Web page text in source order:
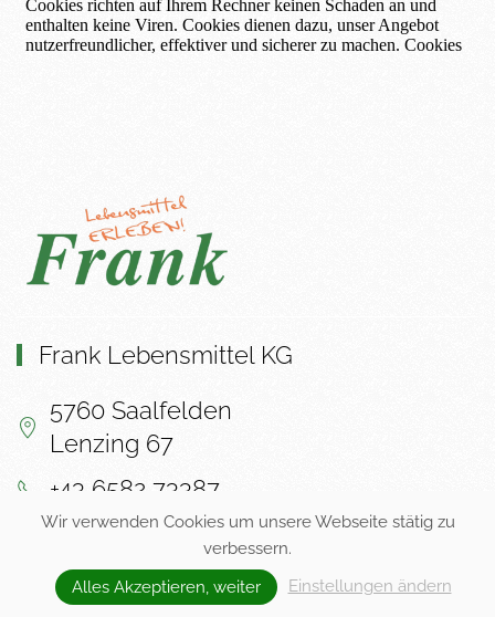
Frank Lebensmittel KG
5760 Saalfelden
Lenzing 67
+43 6582 73387
info@lebensmittel-frank.at
Wir verwenden Cookies um unsere Webseite stätig zu
verbessern.
Alles Akzeptieren, weiter
Einstellungen ändern